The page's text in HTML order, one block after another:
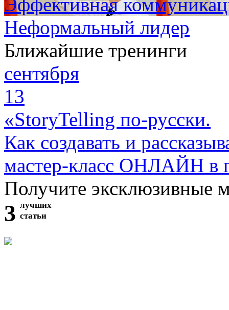
Эффективная
Неформальный лидер
Ближайшие тренинги
сентября
13
«StoryTelling по-русски.
Как создавать и
мастер-класс ОНЛАЙН в
Получите эксклюзивные
3 лучших
статьи